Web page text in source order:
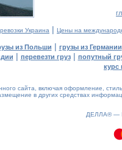
Украина | Цены на
из Польши | грузы из Германии
| перевезти груз| попутный
курс
сайта, включая оформление,
в других средствах
ДЕЛЛА® —